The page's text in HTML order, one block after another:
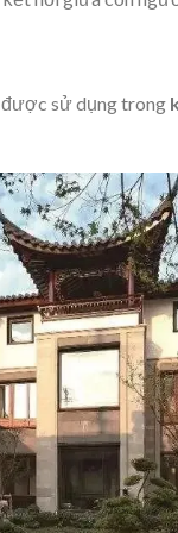
được sử dụng trong